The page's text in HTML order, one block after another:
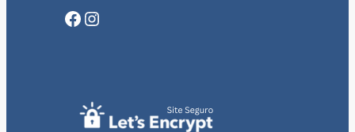
Facebook Instagram